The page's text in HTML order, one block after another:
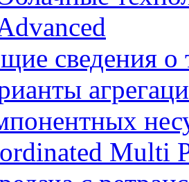
сведения о
Multi